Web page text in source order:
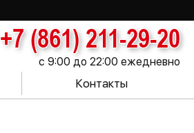
+7 (861) 211-29-20
с 9:00 до 22:00 ежедневно
Контакты